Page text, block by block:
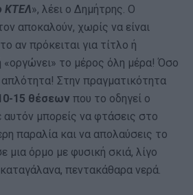
ΚΤΕΛ», λέει ο Δημήτρης. Ο
αποκαλούν, χωρίς να είναι
αν πρόκειται για τίτλο ή
«οργώνει» το μέρος όλη μέρα! Όσο
Στην πραγματικότητα
15 θέσεων που το οδηγεί ο
μπορείς να φτάσεις στο
παραλία και να απολαύσεις το
μια όρμο με φυσική σκιά, λίγο
πεντακάθαρα νερά.